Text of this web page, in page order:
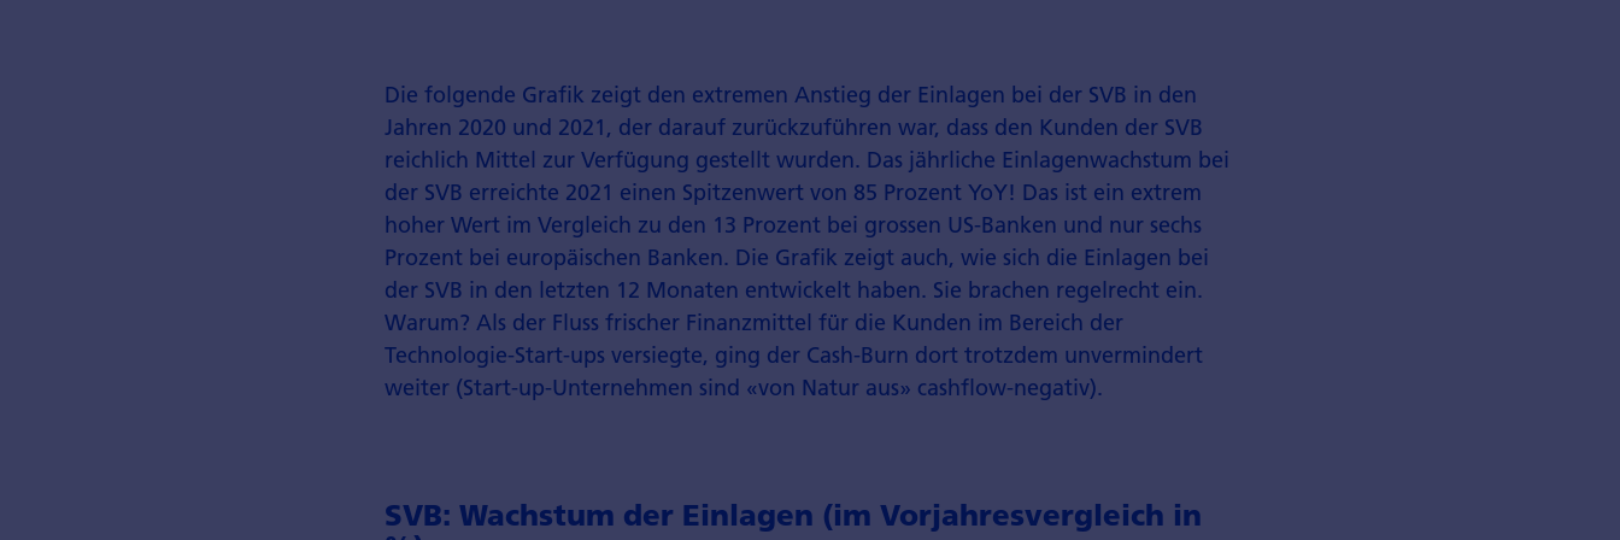
Die folgende Grafik zeigt den extremen Anstieg der Einlagen bei der SVB in den
Jahren 2020 und 2021, der darauf zurückzuführen war, dass den Kunden der SVB
reichlich Mittel zur Verfügung gestellt wurden. Das jährliche Einlagenwachstum bei
der SVB erreichte 2021 einen Spitzenwert von 85 Prozent YoY! Das ist ein extrem
hoher Wert im Vergleich zu den 13 Prozent bei grossen US-Banken und nur sechs
Prozent bei europäischen Banken. Die Grafik zeigt auch, wie sich die Einlagen bei
der SVB in den letzten 12 Monaten entwickelt haben. Sie brachen regelrecht ein.
Warum? Als der Fluss frischer Finanzmittel für die Kunden im Bereich der
Technologie-Start-ups versiegte, ging der Cash-Burn dort trotzdem unvermindert
weiter (Start-up-Unternehmen sind «von Natur aus» cashflow-negativ).
SVB: Wachstum der Einlagen (im Vorjahresvergleich in